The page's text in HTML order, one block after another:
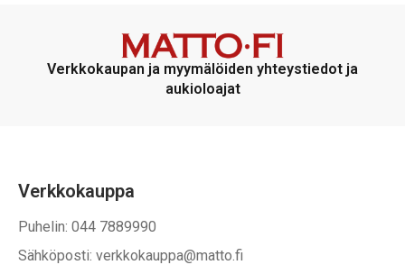
Verkkokaupan ja myymälöiden yhteystiedot ja
aukioloajat
Verkkokauppa
Puhelin: 044 7889990
Sähköposti: verkkokauppa@matto.fi